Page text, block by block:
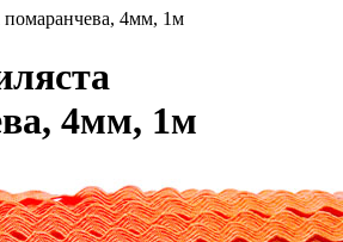
помаранчева, 4мм, 1м
4мм, 1м